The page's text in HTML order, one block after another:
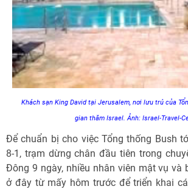
Khách sạn King David tại Jerusalem, nơi lưu trú của
gian thăm Israel. Ảnh: Israel-Travel-
Để chuẩn bị cho việc Tổng thống Bush
8-1, trạm dừng chân đầu tiên trong
Đông 9 ngày, nhiều nhân viên mật vụ và
ở đây từ mấy hôm trước để triển khai